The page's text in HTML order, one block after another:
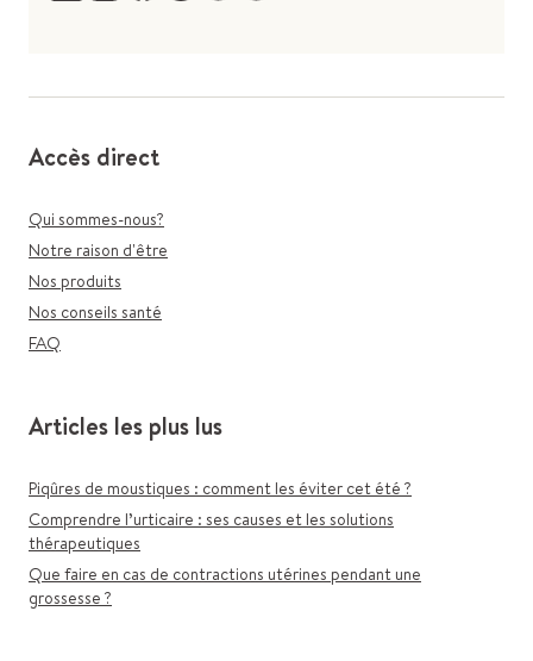
Accès direct
Qui sommes-nous?
Notre raison d'être
Nos produits
Nos conseils santé
FAQ
Articles les plus lus
Piqûres de moustiques : comment les éviter cet été ?
Comprendre l’urticaire : ses causes et les solutions
thérapeutiques
Que faire en cas de contractions utérines pendant une
grossesse ?